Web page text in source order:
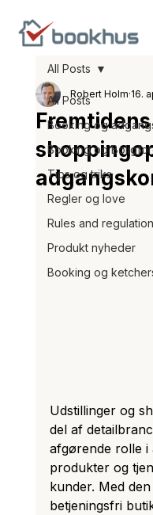
All Posts
Booking og
Booking og
Tips og triks
Regler og love
Rules and
Produkt nyheder
Booking og
All Posts
Fremtidens
Robert Holm 16.
Udstillinger og
del af
afgørende rolle
produkter og
kunder. Med
betjeningsfri